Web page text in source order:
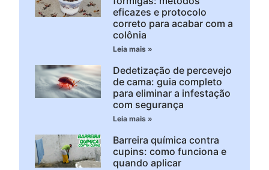
eficazes e protocolo
correto para acabar com a
colônia
Leia mais »
Dedetização de percevejo
de cama: guia completo
para eliminar a infestação
com segurança
Leia mais »
Barreira química contra
cupins: como funciona e
quando aplicar